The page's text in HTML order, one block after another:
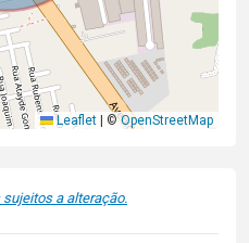
Leaflet | ©OpenStreetMap
sujeitos a alteração.